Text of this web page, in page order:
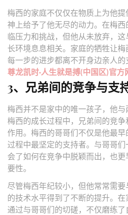
梅西的家庭不仅仅在物质上为他
神上给予了他无尽的动力。在梅
临压力和挑战，但他从未放弃，
长环境息息相关。家庭的牺牲让梅
每一步的进步都离不开身边亲人的
尊龙凯时·人生就是搏(中国区)官方
3、兄弟间的竞争与支
梅西并不是家中的唯一孩子，他
梅西的成长过程中，兄弟间的竞
作用。梅西的哥哥们不仅是他最
过程中最坚定的支持者。与哥哥
会了如何在竞争中脱颖而出，也
要性。
尽管梅西年纪较小，但他常常需
的技术水平得到了不断的提升。
通过与哥哥们的切磋，不仅磨练